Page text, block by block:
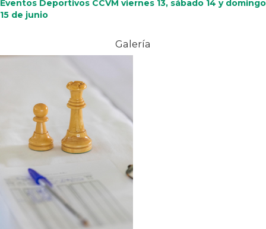
Eventos Deportivos CCVM viernes 13, sábado 14 y domingo
15 de junio
Galería